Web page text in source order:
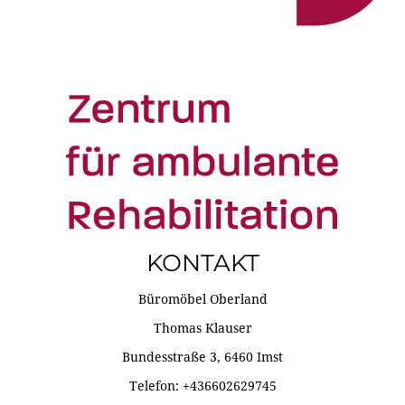
KONTAKT
Büromöbel Oberland
Thomas Klauser
Bundesstraße 3, 6460 Imst
Telefon: +436602629745